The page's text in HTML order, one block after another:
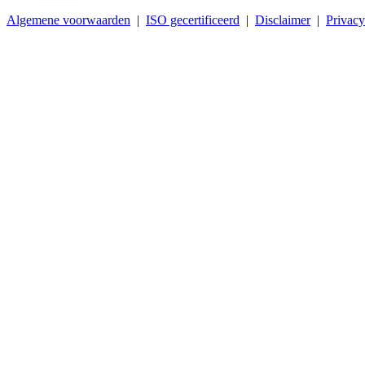
Algemene voorwaarden | ISO gecertificeerd | Disclaimer|